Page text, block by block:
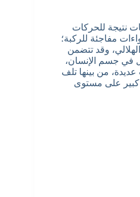
نتيجة للحركات
مفاجئة للركبة؛
وقد تتضمن
في جسم الإنسان،
من بينها تلف
على مستوى